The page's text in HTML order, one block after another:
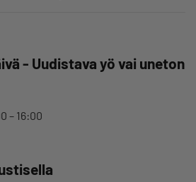
- Uudistava yö vai uneton
– 16:00